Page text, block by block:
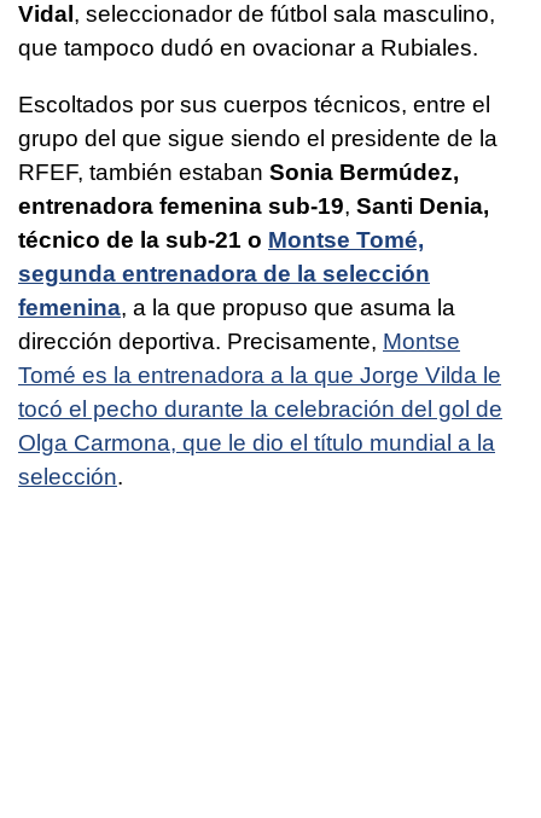
Vidal , seleccionador de fútbol sala masculino,
que tampoco dudó en ovacionar a Rubiales.
Escoltados por sus cuerpos técnicos, entre el
grupo del que sigue siendo el presidente de la
RFEF, también estaban Sonia Bermúdez,
entrenadora femenina sub-19, Santi Denia,
técnico de la sub-21 o Montse Tomé,
segunda entrenadora de la selección
femenina, a la que propuso que asuma la
dirección deportiva. Precisamente, Montse
Tomé es la entrenadora a la que Jorge Vilda le
tocó el pecho durante la celebración del gol de
Olga Carmona, que le dio el título mundial a la
selección.